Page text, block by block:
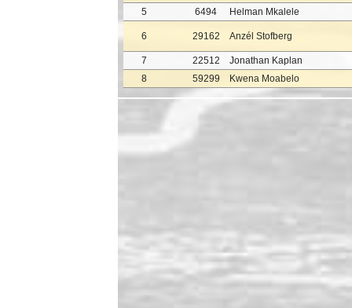
5
6494 Helman Mkalele
6 29162 Anzél Stofberg
7 22512
Jonathan Kaplan
8
59299 Kwena Moabelo